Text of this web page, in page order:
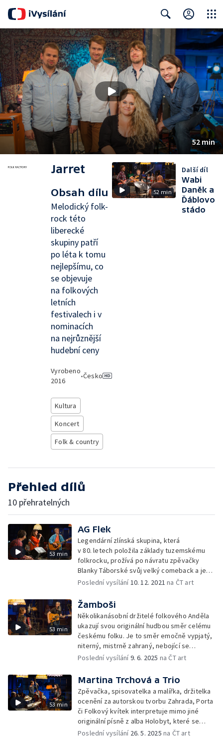
Search Close
52 min
Jarret
Obsah dílu
Melodický folk-
rock této
liberecké
skupiny patří
po léta k tomu
nejlepšímu, co
se objevuje
na folkových
letních
festivalech i v
nominacích
na nejrůznější
hudební ceny
Vyrobeno
2016
•Česko
Kultura
Koncert
Folk & country
52 min
Další díl
Wabi
Daněk a
Ďáblovo
stádo
Přehled dílů
10 přehratelných
53 min
AG Flek
Legendární zlínská skupina, která
v 80. letech položila základy tuzemskému
folkrocku, prožívá po návratu zpěvačky
Blanky Táborské svůj velký comeback a je
ve skvělé muzikantské formě
Poslední vysílání10. 12. 2021 na ČT art
53 min
Žamboši
Několikanásobní držitelé folkového Anděla
ukazují svou originální hudbou směr celému
českému folku. Je to směr emočně vypjatý,
niterný, mistrně zahraný, nebojící se
experimentů se smyčkami a samply
Poslední vysílání9. 6. 2025 na ČT art
53 min
Martina Trchová a Trio
Zpěvačka, spisovatelka a malířka, držitelka
ocenění za autorskou tvorbu Zahrada, Porta
či Folkový kvítek interpretuje mimo jiné
originální písně z alba Holobyt, které se
stalo hudební událostí roku 2016
Poslední vysílání 26. 5. 2025 na ČT art